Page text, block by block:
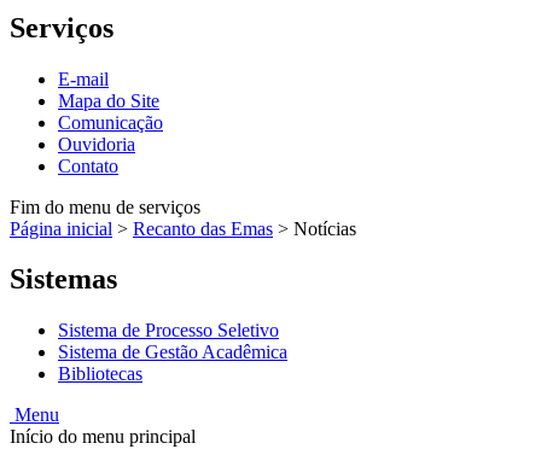
Serviços
E-mail
Mapa do Site
Comunicação
Ouvidoria
Contato
Fim do menu de serviços
Página inicial > Recanto das Emas > Notícias
Sistemas
Sistema de Processo Seletivo
Sistema de Gestão Acadêmica
Bibliotecas
Menu
Início do menu principal